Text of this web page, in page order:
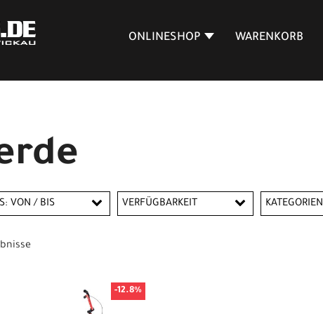
ONLINESHOP WARENKORB
VON / BIS VERFÜGBARKEIT KATEGORIEN
-12.8%